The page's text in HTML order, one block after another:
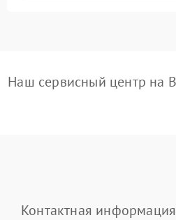
Наш сервисный центр на
Контактная информация